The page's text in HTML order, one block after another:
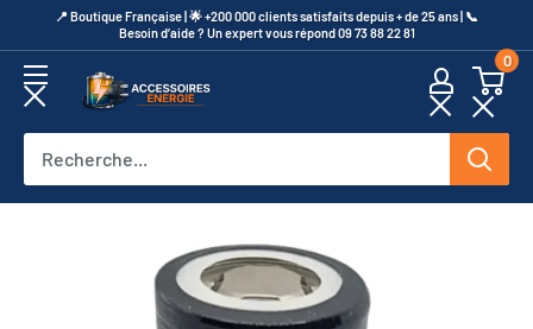
au
contenu
​📍​ Boutique Française | 🌟 +200 000 clients satisfaits depuis + de 25 ans | 📞​
Besoin d’aide ? Un expert vous répond 09 73 88 22 81
Accessoires
0